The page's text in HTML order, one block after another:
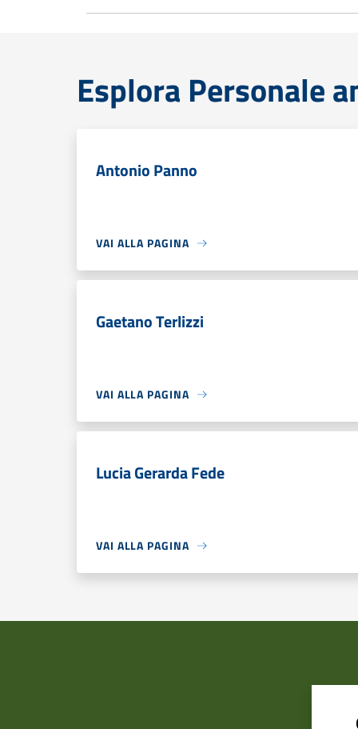
Esplora Personale
Antonio Panno
VAI ALLA PAGINA
Gaetano Terlizzi
VAI ALLA PAGINA
Lucia Gerarda Fede
VAI ALLA PAGINA